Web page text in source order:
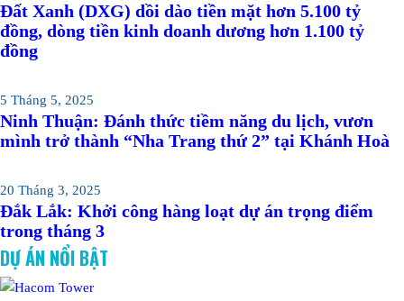
Đất Xanh (DXG) dồi dào tiền mặt hơn 5.100 tỷ
đồng, dòng tiền kinh doanh dương hơn 1.100 tỷ
đồng
5 Tháng 5, 2025
Ninh Thuận: Đánh thức tiềm năng du lịch, vươn
mình trở thành “Nha Trang thứ 2” tại Khánh Hoà
20 Tháng 3, 2025
Đắk Lắk: Khởi công hàng loạt dự án trọng điểm
trong tháng 3
DỰ ÁN NỔI BẬT